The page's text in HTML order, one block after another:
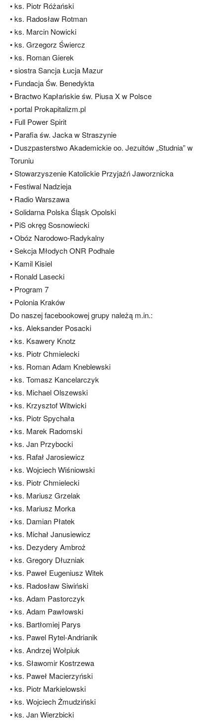
• ks. Piotr Różański
• ks. Radosław Rotman
• ks. Marcin Nowicki
• ks. Grzegorz Świercz
• ks. Roman Gierek
• siostra Sancja Łucja Mazur
• Fundacja Św. Benedykta
• Bractwo Kapłańskie św. Piusa X w Polsce
• portal Prokapitalizm.pl
• Full Power Spirit
• Parafia św. Jacka w Straszynie
• Duszpasterstwo Akademickie oo. Jezuitów „Studnia” w
Toruniu
• Stowarzyszenie Katolickie Przyjaźń Jaworznicka
• Festiwal Nadzieja
• Radio Warszawa
• Solidarna Polska Śląsk Opolski
• PiS okręg Sosnowiecki
• Obóz Narodowo-Radykalny
• Sekcja Młodych ONR Podhale
• Kamil Kisiel
• Ronald Lasecki
• Program 7
• Polonia Kraków
Do naszej facebookowej grupy należą m.in.:
• ks. Aleksander Posacki
• ks. Ksawery Knotz
• ks. Piotr Chmielecki
• ks. Roman Adam Kneblewski
• ks. Tomasz Kancelarczyk
• ks. Michael Olszewski
• ks. Krzysztof Witwicki
• ks. Piotr Spychała
• ks. Marek Radomski
• ks. Jan Przybocki
• ks. Rafał Jarosiewicz
• ks. Wojciech Wiśniowski
• ks. Piotr Chmielecki
• ks. Mariusz Grzelak
• ks. Mariusz Morka
• ks. Damian Płatek
• ks. Michał Janusiewicz
• ks. Dezydery Ambroż
• ks. Gregory Dłuzniak
• ks. Paweł Eugeniusz Witek
• ks. Radosław Siwiński
• ks. Adam Pastorczyk
• ks. Adam Pawłowski
• ks. Bartłomiej Parys
• ks. Pawel Rytel-Andrianik
• ks. Andrzej Wołpiuk
• ks. Sławomir Kostrzewa
• ks. Paweł Macierzyński
• ks. Piotr Markielowski
• ks. Wojciech Żmudziński
• ks. Jan Wierzbicki